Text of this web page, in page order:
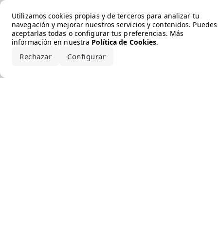
Utilizamos cookies propias y de terceros para analizar tu
navegación y mejorar nuestros servicios y contenidos. Puedes
aceptarlas todas o configurar tus preferencias. Más
información en nuestra Política de Cookies.
Rechazar Configurar
Error loading the brand